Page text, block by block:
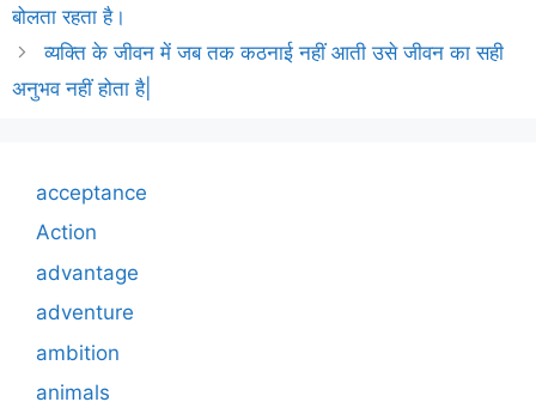
बोलता रहता है।
व्यक्ति के जीवन में जब तक कठनाई नहीं आती उसे जीवन का सही
अनुभव नहीं होता है|
acceptance
Action
advantage
adventure
ambition
animals